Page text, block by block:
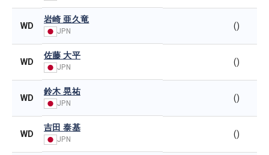
WD
岩崎 亜久竜
JPN
()
WD
佐藤 大平
JPN
()
WD
鈴木 晃祐
JPN
()
WD
吉田 泰基
JPN
()